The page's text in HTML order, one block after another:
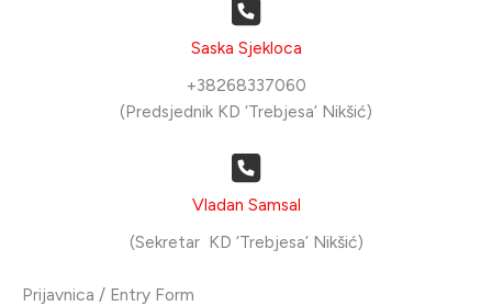
Saska Sjekloca
+38268337060
(Predsjednik KD ‘Trebjesa’ Nikšić)
Vladan Samsal
(Sekretar KD ‘Trebjesa’ Nikšić)
Prijavnica / Entry Form